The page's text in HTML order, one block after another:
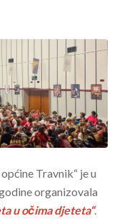
Travnik“ je u
organizovala
u očima djeteta“.